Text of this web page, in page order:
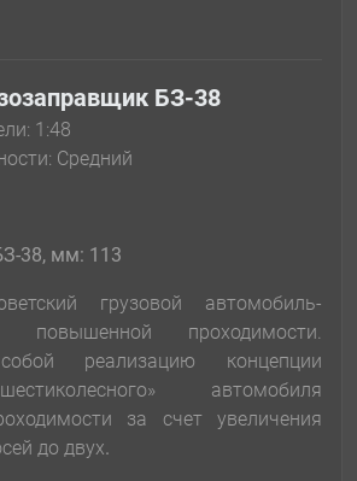
БЗ-38
1:48
Cредний
38, мм: 113
грузовой автомобиль-
повышенной проходимости.
реализацию концепции
автомобиля
за счет увеличения
до двух.